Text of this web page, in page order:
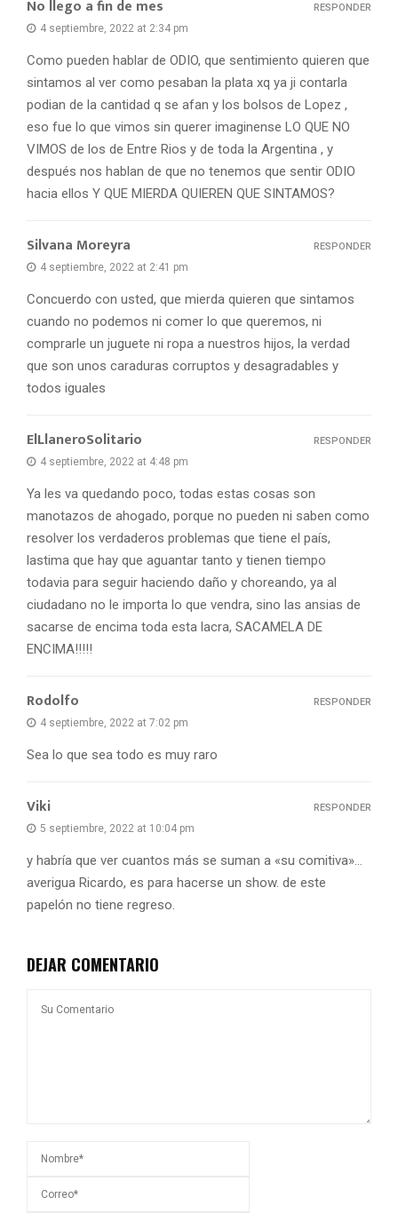
No llego a fin de mes
4 septiembre, 2022 at 2:34 pm
Como pueden hablar de ODIO, que sentimiento quieren que
sintamos al ver como pesaban la plata xq ya ji contarla
podian de la cantidad q se afan y los bolsos de Lopez ,
eso fue lo que vimos sin querer imaginense LO QUE NO
VIMOS de los de Entre Rios y de toda la Argentina , y
después nos hablan de que no tenemos que sentir ODIO
hacia ellos Y QUE MIERDA QUIEREN QUE SINTAMOS?
RESPONDER
Silvana Moreyra
4 septiembre, 2022 at 2:41 pm
Concuerdo con usted, que mierda quieren que sintamos
cuando no podemos ni comer lo que queremos, ni
comprarle un juguete ni ropa a nuestros hijos, la verdad
que son unos caraduras corruptos y desagradables y
todos iguales
RESPONDER
ElLlaneroSolitario
4 septiembre, 2022 at 4:48 pm
Ya les va quedando poco, todas estas cosas son
manotazos de ahogado, porque no pueden ni saben como
resolver los verdaderos problemas que tiene el país,
lastima que hay que aguantar tanto y tienen tiempo
todavia para seguir haciendo daño y choreando, ya al
ciudadano no le importa lo que vendra, sino las ansias de
sacarse de encima toda esta lacra, SACAMELA DE
ENCIMA!!!!!
RESPONDER
Rodolfo
4 septiembre, 2022 at 7:02 pm
Sea lo que sea todo es muy raro
RESPONDER
Viki
5 septiembre, 2022 at 10:04 pm
y habría que ver cuantos más se suman a «su comitiva»…
averigua Ricardo, es para hacerse un show. de este
papelón no tiene regreso.
RESPONDER
DEJAR COMENTARIO